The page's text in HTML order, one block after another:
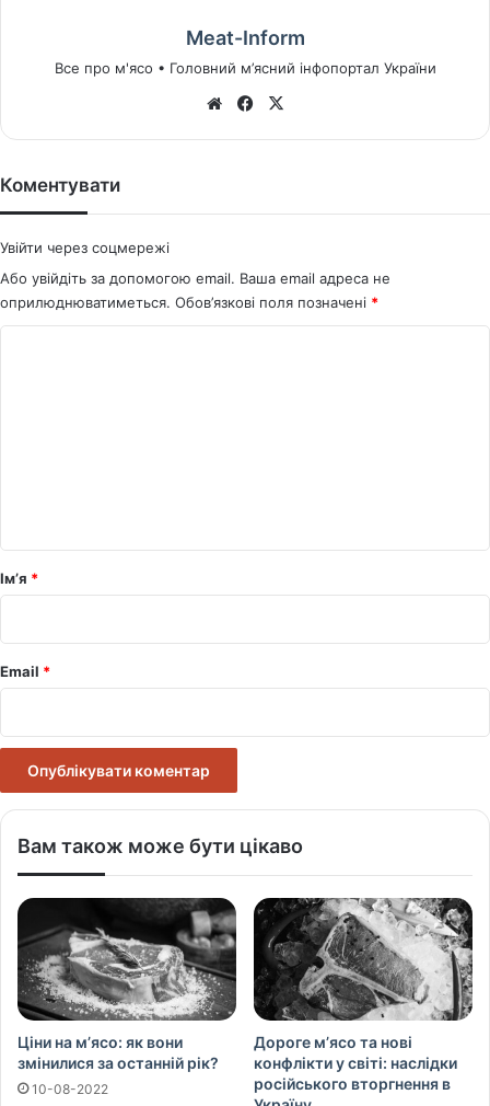
Meat-Inform
Все про м'ясо • Головний м’ясний інфопортал України
We
Fa
Коментувати
Увійти через соцмережі
Або увійдіть за допомогою email. Ваша email адреса не
оприлюднюватиметься. Обов’язкові поля позначені *
р
*
Ім’я *
Email *
Вам також може бути цікаво
Ціни на м’ясо: як вони
змінилися за останній рік?
10-08-2022
Дороге м’ясо та нові
конфлікти у світі: наслідки
російського вторгнення в